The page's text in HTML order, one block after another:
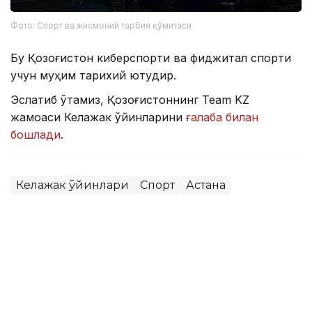
Фото: Спорт ва жисмоний тарбия қўмитаси
Бу Қозоғистон киберспорти ва фиджитал спорти
учун муҳим тарихий ютуқдир.
Эслатиб ўтамиз, Қозоғистоннинг Team KZ
жамоаси Келажак ўйинларини ғалаба билан
бошлади.
Келажак ўйинлари Спорт Астана